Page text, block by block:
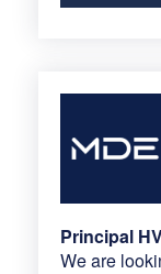
Principal
We are